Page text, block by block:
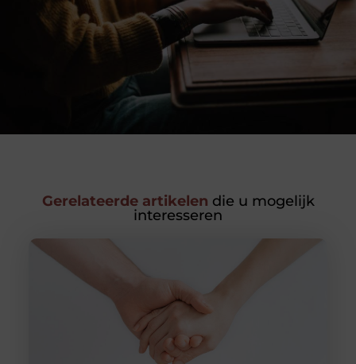
Gerelateerde artikelen die u mogelijk
interesseren